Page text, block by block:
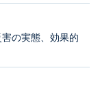
の実態、効果的